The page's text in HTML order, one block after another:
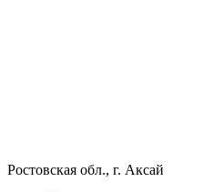
Ростовская обл., г. Аксай